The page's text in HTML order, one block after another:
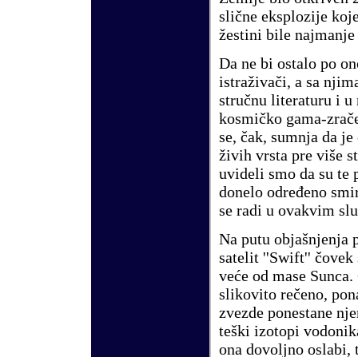
slične eksplozije
žestini bile
Da ne bi ostalo po
istraživači, a sa
stručnu literaturu i u
kosmičko gama-
se, čak, sumnja da
živih vrsta pre više
uvideli smo da su te
donelo određeno
se radi u ovakvim
Na putu objašnjenja
satelit ''Swift'' čovek
veće od mase
slikovito rečeno,
zvezde ponestane
teški izotopi
ona dovoljno oslabi,